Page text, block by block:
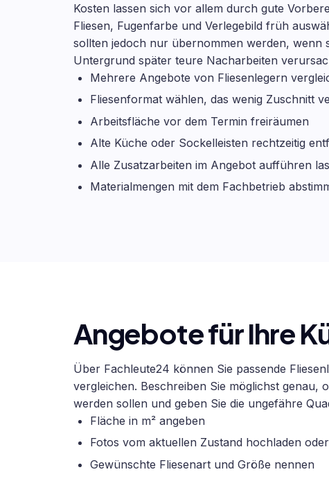
Kosten lassen sich vor allem durch gute
Fliesen, Fugenfarbe und Verlegebild früh
sollten jedoch nur übernommen werden, wenn
Untergrund später teure Nacharbeiten
Mehrere Angebote von Fliesenlegern
Fliesenformat wählen, das wenig Zuschnitt
Arbeitsfläche vor dem Termin freiräumen
Alte Küche oder Sockelleisten rechtzeitig
Alle Zusatzarbeiten im Angebot aufführen
Materialmengen mit dem Fachbetrieb
Angebote für Ihre
Über Fachleute24 können Sie passende
vergleichen. Beschreiben Sie möglichst genau,
werden sollen und geben Sie die ungefähre
Fläche in m² angeben
Fotos vom aktuellen Zustand hochladen
Gewünschte Fliesenart und Größe nennen